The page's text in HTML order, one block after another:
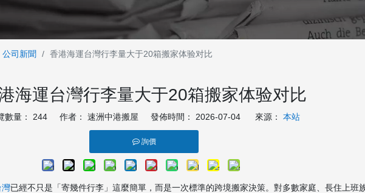
公司新聞 / 香港海運台灣行李量大于20箱搬家体验对比
海運台灣行李量大于20箱搬家体验对比
數量： 244 作者： 速洲中港搬屋 發佈時間： 2026-07-04 來源： 本站
詢價
灣已經不只是「寄幾件行李」這麼簡單，而是一次標準的跨境搬家決策。對多數家庭、長住上班